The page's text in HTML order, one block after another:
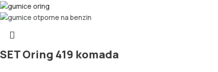
SET Oring 419 komada